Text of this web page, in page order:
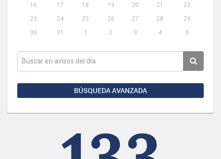
16
17 18 19 20 21
22
23
24 25 26 27 28
29
30
31 1 2 3 4 5
BÚSQUEDA AVANZADA